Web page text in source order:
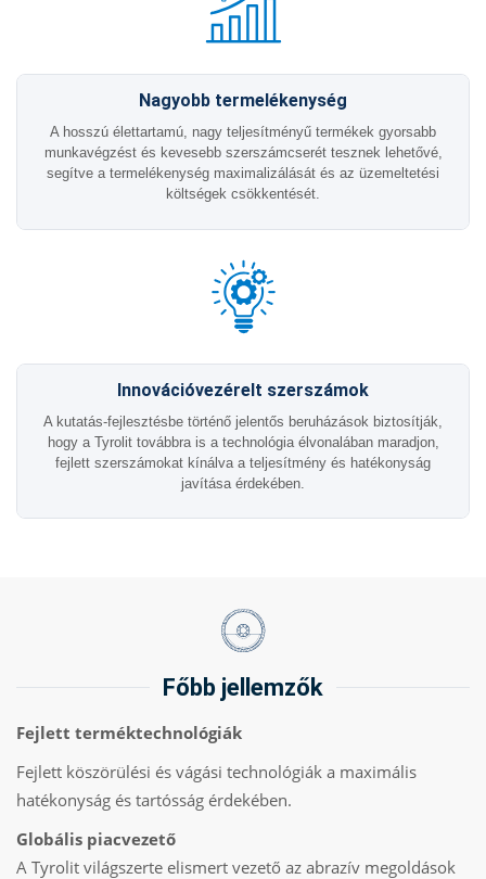
Nagyobb termelékenység
A hosszú élettartamú, nagy teljesítményű termékek gyorsabb
munkavégzést és kevesebb szerszámcserét tesznek lehetővé,
segítve a termelékenység maximalizálását és az üzemeltetési
költségek csökkentését.
Innovációvezérelt szerszámok
A kutatás-fejlesztésbe történő jelentős beruházások biztosítják,
hogy a Tyrolit továbbra is a technológia élvonalában maradjon,
fejlett szerszámokat kínálva a teljesítmény és hatékonyság
javítása érdekében.
Főbb jellemzők
Fejlett terméktechnológiák
Fejlett köszörülési és vágási technológiák a maximális
hatékonyság és tartósság érdekében.
Globális piacvezető
A Tyrolit világszerte elismert vezető az abrazív megoldások